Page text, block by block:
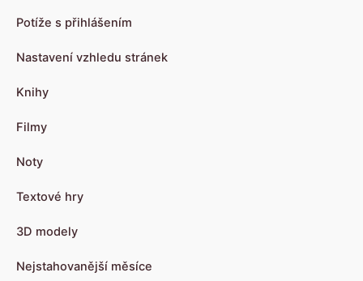
Potíže s přihlášením
Nastavení vzhledu stránek
Knihy
Filmy
Noty
Textové hry
3D modely
Nejstahovanější měsíce